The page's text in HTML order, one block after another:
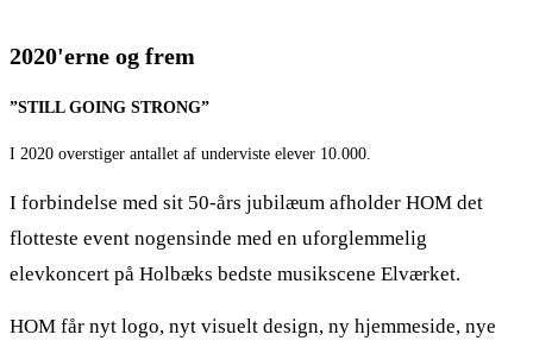
2020'erne og frem
”STILL GOING STRONG”
I 2020 overstiger antallet af underviste elever 10.000.
I forbindelse med sit 50-års jubilæum afholder HOM det
flotteste event nogensinde med en uforglemmelig
elevkoncert på Holbæks bedste musikscene Elværket.
HOM får nyt logo, nyt visuelt design, ny hjemmeside, nye